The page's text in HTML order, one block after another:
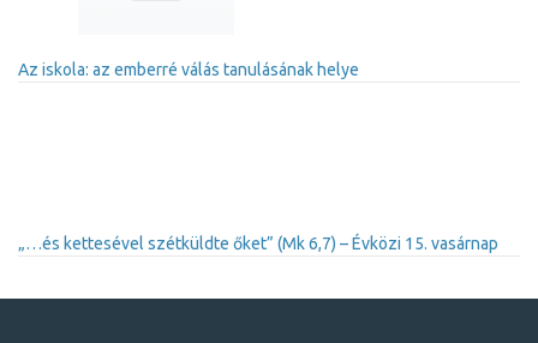
Az iskola: az emberré válás tanulásának helye
„…és kettesével szétküldte őket” (Mk 6,7) – Évközi 15. vasárnap